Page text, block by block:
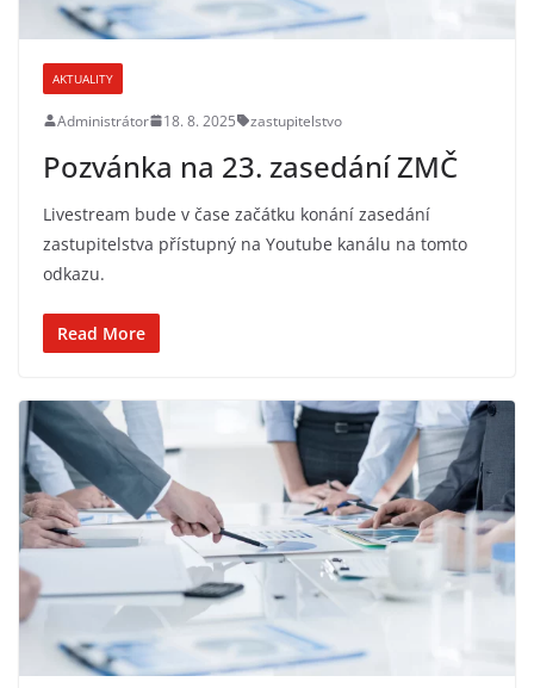
AKTUALITY
Administrátor 18. 8. 2025 zastupitelstvo
Pozvánka na 23. zasedání ZMČ
Livestream bude v čase začátku konání zasedání
zastupitelstva přístupný na Youtube kanálu na tomto
odkazu.
Read More